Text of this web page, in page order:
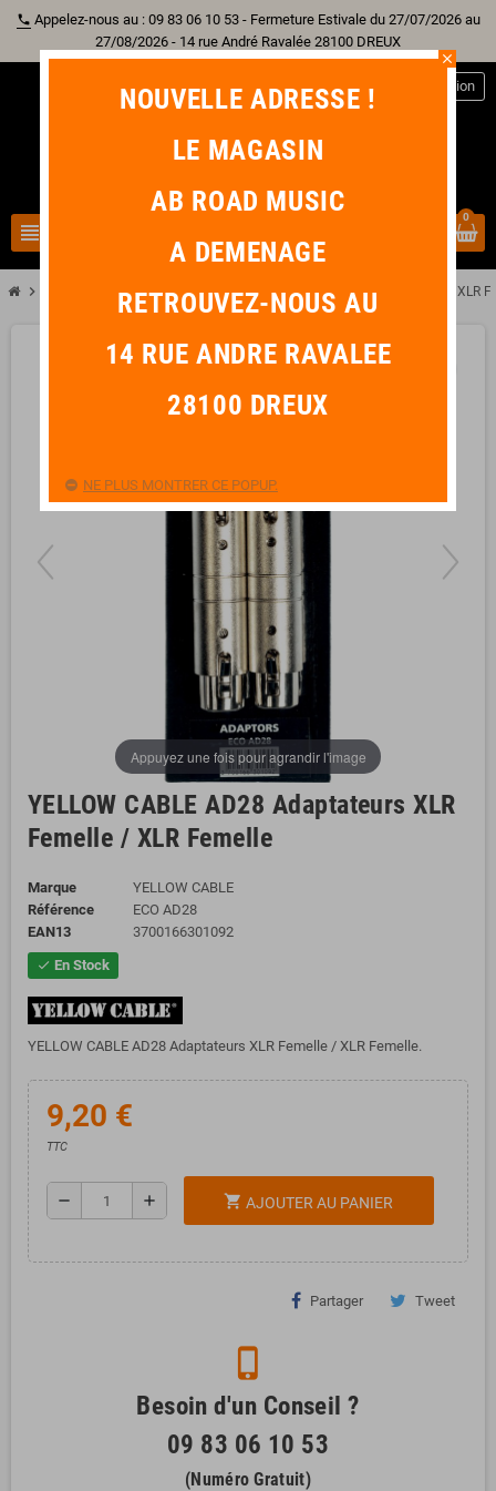
phone Appelez-nous au : 09 83 06 10 53 - Fermeture Estivale du 27/07/2026 au
27/08/2026 - 14 rue André Ravalée 28100 DREUX
view_headline
Connexion
0
chevron_right Sono & Lumièrechevron_right YELLOW CABLE AD28 Adaptateurs XLR Femelle / XLR
Appuyez une fois pour agrandir l'image
YELLOW CABLE AD28 Adaptateurs XLR
Femelle / XLR Femelle
Marque
YELLOW CABLE
Référence
ECO AD28
EAN13
3700166301092
check En Stock
YELLOW CABLE AD28 Adaptateurs XLR Femelle / XLR Femelle.
9,20 €
TTC
remove add shopping_cart AJOUTER AU PANIER
Partager Tweet
phone_iphone
Besoin d'un Conseil ?
09 83 06 10 53
(Numéro Gratuit)
close
NOUVELLE ADRESSE !
LE MAGASIN
AB ROAD MUSIC
A DEMENAGE
RETROUVEZ-NOUS AU
14 RUE ANDRE RAVALEE
28100 DREUX
NE PLUS MONTRER CE POPUP.